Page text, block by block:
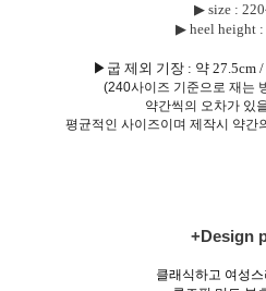
▶ size :
▶ heel height :
▶굽 제외 기장 : 약 27.5cm
(240사이즈 기준으로 재는
약간씩의 오차가 있
평균적인 사이즈이며 제작시 약간
+Design
클래식하고 여성스